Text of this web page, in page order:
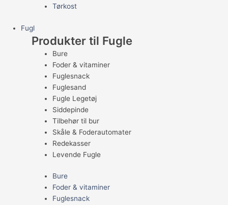
Tørkost
Fugl
Produkter til Fugle
Bure
Foder & vitaminer
Fuglesnack
Fuglesand
Fugle Legetøj
Siddepinde
Tilbehør til bur
Skåle & Foderautomater
Redekasser
Levende Fugle
Bure
Foder & vitaminer
Fuglesnack